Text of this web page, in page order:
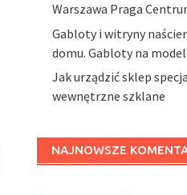
Warszawa Praga
Gabloty i witryny
domu. Gabloty na
Jak urządzić sklep
wewnętrzne szklane
NAJNOWSZE